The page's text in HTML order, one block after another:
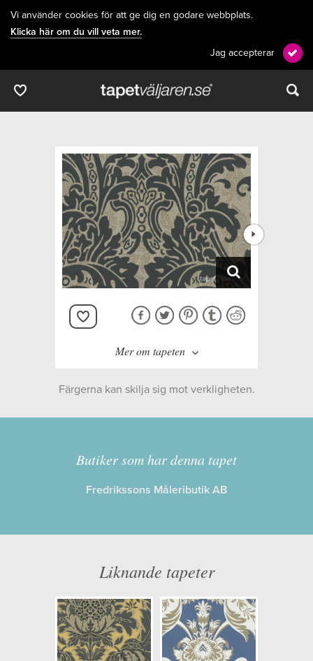
Vi använder cookies för att ge dig en godare webbplats.
Klicka här om du vill veta mer.
Jag accepterar
Mer om tapeten
Kollektion:
ALBEMARLE
Information
Längd x Bredd: 10,00 x 53,00
Artikelnummer: 94/6033
NCS Bottenkulör: S3010-Y30R
Färg: Svartaktig, Guld
Färgerna kan skilja sig mot verkligheten.
Butiker som har denna tapet
Fredrikssons Måleributik AB
Liknande tapeter